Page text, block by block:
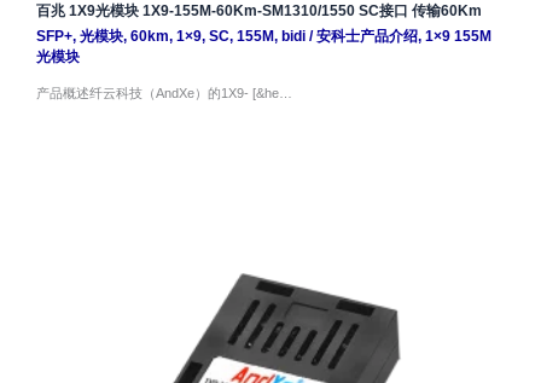
百兆 1X9光模块 1X9-155M-60Km-SM1310/1550 SC接口 传输60Km
SFP+, 光模块, 60km, 1×9, SC, 155M, bidi/安科士产品介绍, 1×9 155M
光模块
产品概述纤云科技（AndXe）的1X9- [&he…